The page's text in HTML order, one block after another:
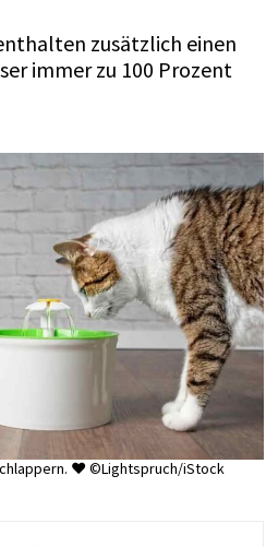
zusätzlich einen
immer zu 100 Prozent
♥ ©Lightspruch/iStock